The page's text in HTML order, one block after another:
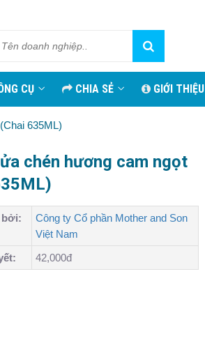
CỤ CHIA SẺ GIỚI THIỆU
635ML)
chén hương cam ngọt
bởi:
Công ty Cổ phần Mother and Son
Việt Nam
42,000đ